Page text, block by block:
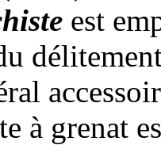
est
à grenat